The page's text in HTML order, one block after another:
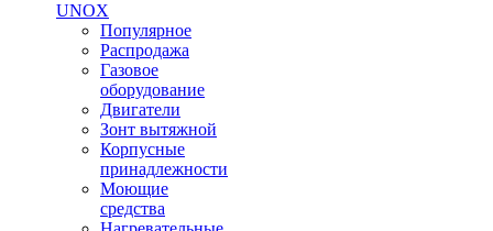
UNOX
Популярное
Распродажа
Газовое
оборудование
Двигатели
Зонт вытяжной
Корпусные
принадлежности
Моющие
средства